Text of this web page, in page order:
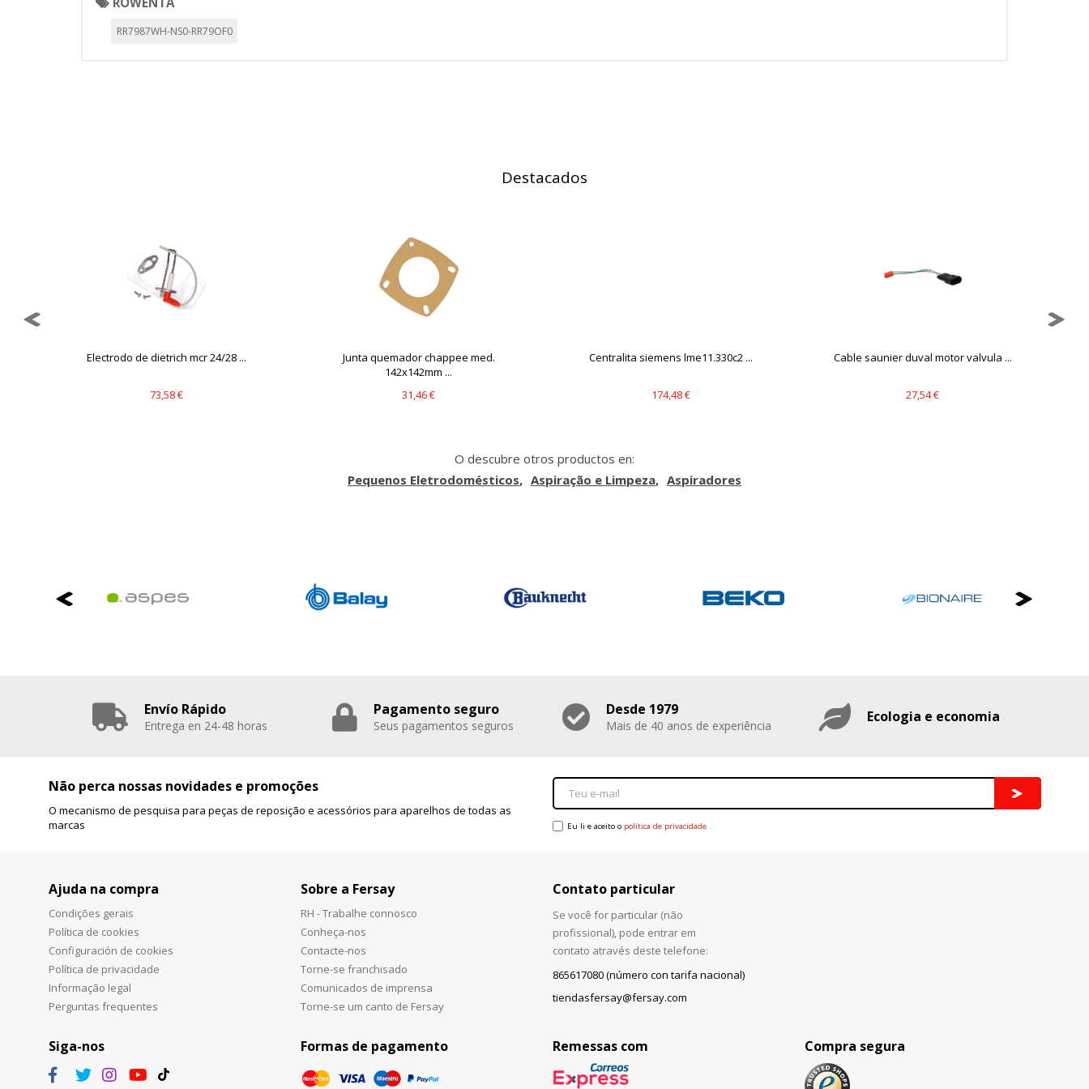
RR7987WH-NS0-RR79OF0
Destacados
Electrodo de dietrich mcr 24/28 ...
73,58 €
Junta quemador chappee med.
142x142mm ...
31,46 €
Centralita siemens lme11.330c2 ...
174,48 €
Cable saunier duval motor valvula ...
27,54 €
O descubre otros productos en:
Pequenos Eletrodomésticos
Aspiração e Limpeza Aspiradores
Envío Rápido
Entrega en 24-48 horas
Pagamento seguro
Seus pagamentos seguros
Desde 1979
Mais de 40 anos de experiência Ecologia e economia
Não perca nossas novidades e promoções
O mecanismo de pesquisa para peças de reposição e acessórios para aparelhos de todas as
marcas
Eu li e aceito o política de privacidade
Ajuda na compra
Condições gerais
Política de cookies
Configuración de cookies
Política de privacidade
Informação legal
Perguntas frequentes
Sobre a Fersay
RH - Trabalhe connosco
Conheça-nos
Contacte-nos
Torne-se franchisado
Comunicados de imprensa
Torne-se um canto de Fersay
Contato particular
Se você for particular (não
profissional), pode entrar em
contato através deste telefone:
865617080 (número con tarifa nacional)
tiendasfersay@fersay.com
Siga-nos Formas de pagamento Remessas com Compra segura